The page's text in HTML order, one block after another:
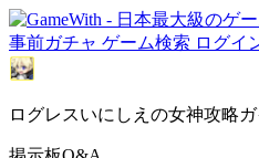
事前ガチャ ゲーム検索 ログイ
ログレスいにしえの女神攻略ガ